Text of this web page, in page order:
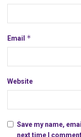
Email *
Website
Save my name,
next time I